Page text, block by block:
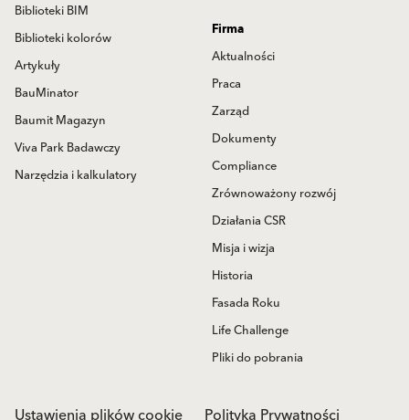
Biblioteki BIM
Biblioteki kolorów
Artykuły
BauMinator
Baumit Magazyn
Viva Park Badawczy
Narzędzia i kalkulatory
Firma
Aktualności
Praca
Zarząd
Dokumenty
Compliance
Zrównoważony rozwój
Działania CSR
Misja i wizja
Historia
Fasada Roku
Life Challenge
Pliki do pobrania